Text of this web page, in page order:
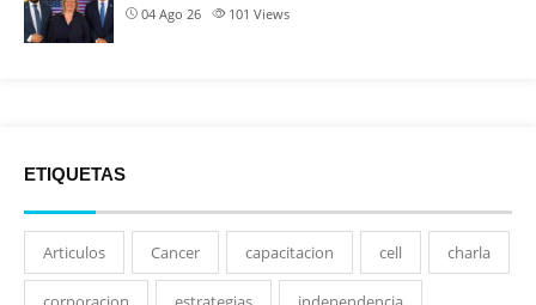
04 Ago 26 101 Views
ETIQUETAS
Articulos Cancer capacitacion cell charla